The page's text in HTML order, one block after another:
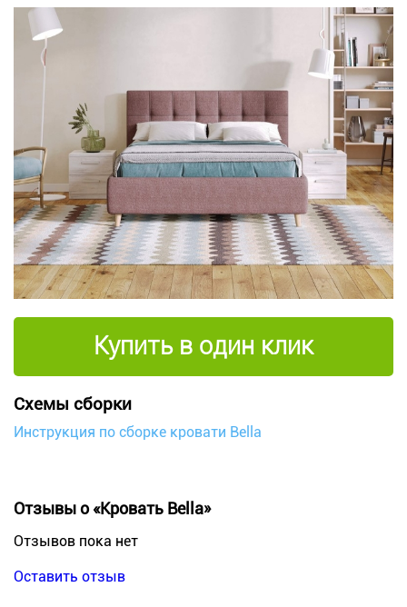
Купить в один клик
Схемы сборки
Инструкция по сборке кровати Bella
Отзывы о «Кровать Bella»
Отзывов пока нет
Оставить отзыв